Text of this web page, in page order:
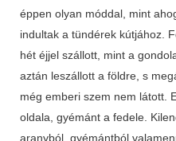
éppen olyan móddal, mint
indultak a tündérek kútjához.
hét éjjel szállott, mint a
aztán leszállott a földre, s
még emberi szem nem látott.
oldala, gyémánt a fedele.
aranyból, gyémántból